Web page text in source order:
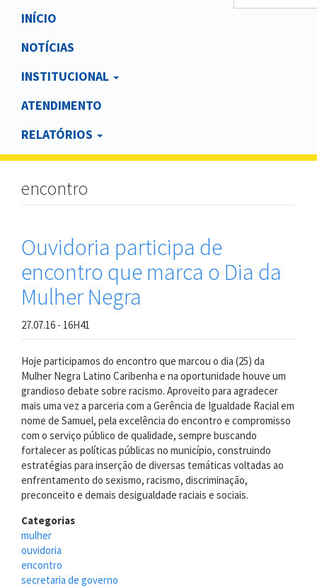
Main
navigation
INÍCIO
NOTÍCIAS
INSTITUCIONAL
ATENDIMENTO
RELATÓRIOS
encontro
Ouvidoria participa de
encontro que marca o Dia da
Mulher Negra
27.07.16 - 16H41
Hoje participamos do encontro que marcou o dia (25) da
Mulher Negra Latino Caribenha e na oportunidade houve um
grandioso debate sobre racismo. Aproveito para agradecer
mais uma vez a parceria com a Gerência de Igualdade Racial em
nome de Samuel, pela excelência do encontro e compromisso
com o serviço público de qualidade, sempre buscando
fortalecer as políticas públicas no município, construindo
estratégias para inserção de diversas temáticas voltadas ao
enfrentamento do sexismo, racismo, discriminação,
preconceito e demais desigualdade raciais e sociais.
Categorias
mulher
ouvidoria
encontro
secretaria de governo